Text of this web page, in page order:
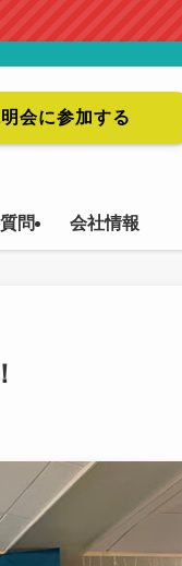
問 会社情報
会に参加する